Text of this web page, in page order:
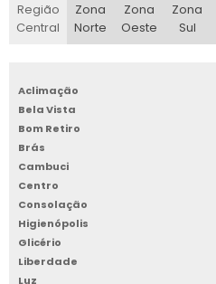
Região
Central
Zona
Norte
Zona
Oeste
Zona
Sul
Aclimação
Bela Vista
Bom Retiro
Brás
Cambuci
Centro
Consolação
Higienópolis
Glicério
Liberdade
Luz